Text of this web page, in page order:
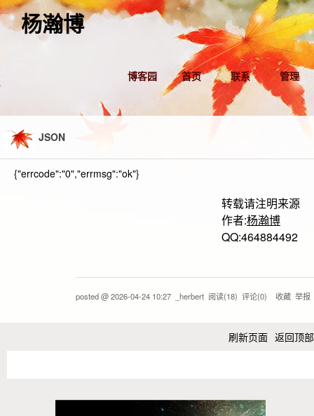
杨瀚博
博客园 首页 联系 管理
JSON
{"errcode":"0","errmsg":"ok"}
转载请注明来源
作者:杨瀚博
QQ:464884492
posted @2026-04-24 10:27 _herbert 阅读(18) 评论(0) 收藏 举报
刷新页面 返回顶部